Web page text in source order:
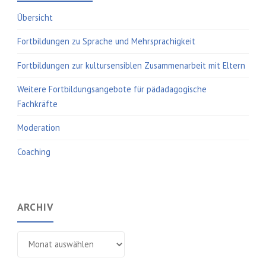
Übersicht
Fortbildungen zu Sprache und Mehrsprachigkeit
Fortbildungen zur kultursensiblen Zusammenarbeit mit Eltern
Weitere Fortbildungsangebote für pädadagogische
Fachkräfte
Moderation
Coaching
ARCHIV